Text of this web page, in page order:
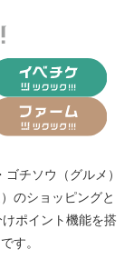
・ ゴチソウ（グルメ）
のショッピングと
けポイント機能を搭
す。